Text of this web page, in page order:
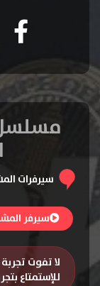
سيرفرات
سيرفر
لا تفوت
للإستمتاع